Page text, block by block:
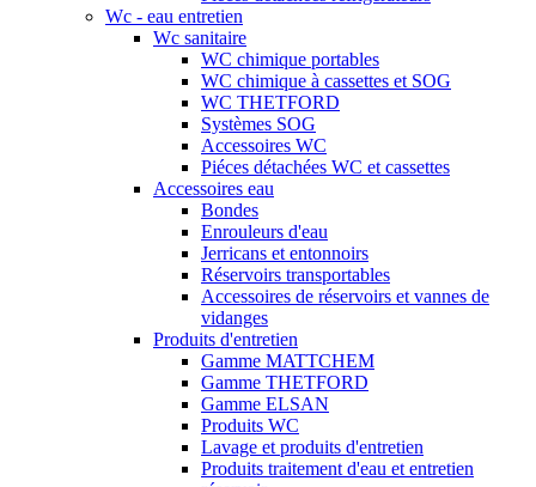
Wc - eau entretien
Wc sanitaire
WC chimique portables
WC chimique à cassettes et SOG
WC THETFORD
Systèmes SOG
Accessoires WC
Piéces détachées WC et cassettes
Accessoires eau
Bondes
Enrouleurs d'eau
Jerricans et entonnoirs
Réservoirs transportables
Accessoires de réservoirs et vannes de
vidanges
Produits d'entretien
Gamme MATTCHEM
Gamme THETFORD
Gamme ELSAN
Produits WC
Lavage et produits d'entretien
Produits traitement d'eau et entretien